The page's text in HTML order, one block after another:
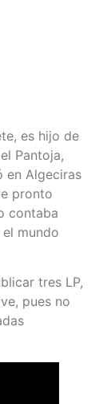
es hijo de
Pantoja,
en Algeciras
pronto
contaba
mundo
tres LP,
pues no